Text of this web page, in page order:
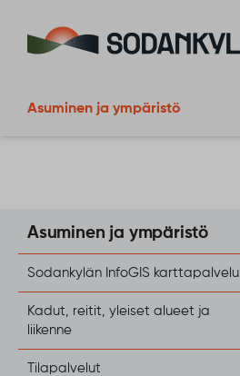
Asuminen ja ympäristö
Asuminen ja ympäristö
Sodankylän InfoGIS karttapalvelu
Kadut, reitit, yleiset alueet ja
liikenne
Tilapalvelut